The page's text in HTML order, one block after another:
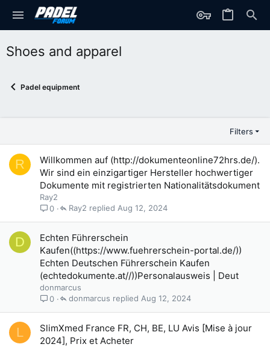
Shoes and apparel
Padel equipment
Filters
R
Willkommen auf (http://dokumenteonline72hrs.de/).
Wir sind ein einzigartiger Hersteller hochwertiger
Dokumente mit registrierten Nationalitätsdokument
Ray2
0
Aug 12, 2024
Ray2
D
Echten Führerschein
Kaufen((https://www.fuehrerschein-portal.de/))
Echten Deutschen Führerschein Kaufen
(echtedokumente.at//))Personalausweis | Deut
donmarcus
0
Aug 12, 2024
donmarcus
L
SlimXmed France FR, CH, BE, LU Avis [Mise à jour
2024], Prix et Acheter